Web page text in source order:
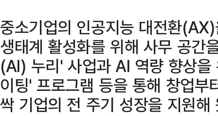
중소기업의 인공지능 대전환
생태계 활성화를 위해 사무 공간
(AI) 누리' 사업과 AI 역량 향상
이팅' 프로그램 등을 통해 창업
싹 기업의 전 주기 성장을 지원해